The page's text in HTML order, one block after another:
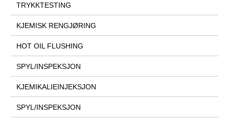
TRYKKTESTING
KJEMISK RENGJØRING
HOT OIL FLUSHING
SPYL/INSPEKSJON
KJEMIKALIEINJEKSJON
SPYL/INSPEKSJON